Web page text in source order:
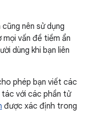
nên sử dụng
vấn đề tiềm ẩn
dùng khi bạn liên
phép bạn viết các
với các phần tử
được xác định trong